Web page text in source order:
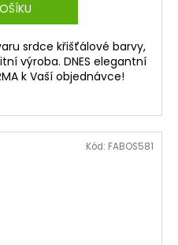
srdce křišťálové barvy,
výroba. DNES elegantní
k Vaší objednávce!
Kód: FABOS581